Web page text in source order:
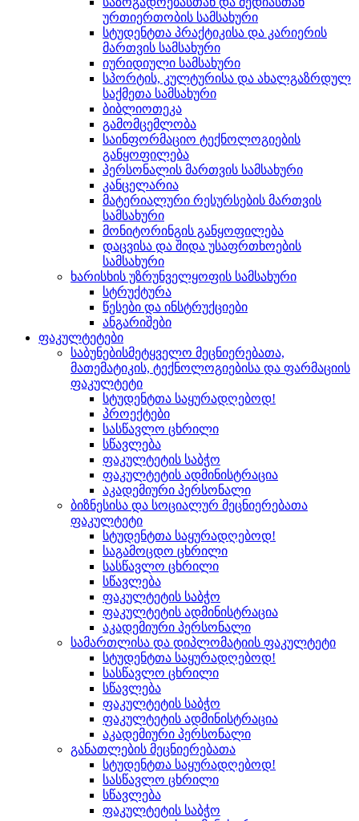
ურთიერთობის სამსახური
სტუდენტთა პრაქტიკისა და კარიერის
მართვის სამსახური
იურიდიული სამსახური
სპორტის, კულტურისა და ახალგაზრდულ
საქმეთა სამსახური
ბიბლიოთეკა
გამომცემლობა
საინფორმაციო ტექნოლოგიების
განყოფილება
პერსონალის მართვის სამსახური
კანცელარია
მატერიალური რესურსების მართვის
სამსახური
მონიტორინგის განყოფილება
დაცვისა და შიდა უსაფრთხოების
სამსახური
ხარისხის უზრუნველყოფის სამსახური
სტრუქტურა
წესები და ინსტრუქციები
ანგარიშები
ფაკულტეტები
საბუნებისმეტყველო მეცნიერებათა,
მათემატიკის, ტექნოლოგიებისა და ფარმაციის
ფაკულტეტი
სტუდენტთა საყურადღებოდ!
პროექტები
სასწავლო ცხრილი
სწავლება
ფაკულტეტის საბჭო
ფაკულტეტის ადმინისტრაცია
აკადემიური პერსონალი
ბიზნესისა და სოციალურ მეცნიერებათა
ფაკულტეტი
სტუდენტთა საყურადღებოდ!
საგამოცდო ცხრილი
სასწავლო ცხრილი
სწავლება
ფაკულტეტის საბჭო
ფაკულტეტის ადმინისტრაცია
აკადემიური პერსონალი
სამართლისა და დიპლომატიის ფაკულტეტი
სტუდენტთა საყურადღებოდ!
სასწავლო ცხრილი
სწავლება
ფაკულტეტის საბჭო
ფაკულტეტის ადმინისტრაცია
აკადემიური პერსონალი
განათლების მეცნიერებათა
სტუდენტთა საყურადღებოდ!
სასწავლო ცხრილი
სწავლება
ფაკულტეტის საბჭო